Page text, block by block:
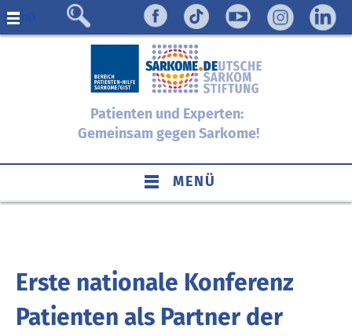
Menü
Patienten und Experten:
Gemeinsam gegen Sarkome!
MENÜ
Erste nationale Konferenz
Patienten als Partner der